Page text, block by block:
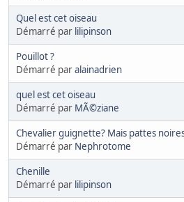
Quel est cet oiseau
Démarré par lilipinson
Pouillot ?
Démarré paralainadrien
quel est cet oiseau
Démarré par MÃ©ziane
Chevalier guignette? Mais pattes
Démarré par Nephrotome
Chenille
Démarré par lilipinson